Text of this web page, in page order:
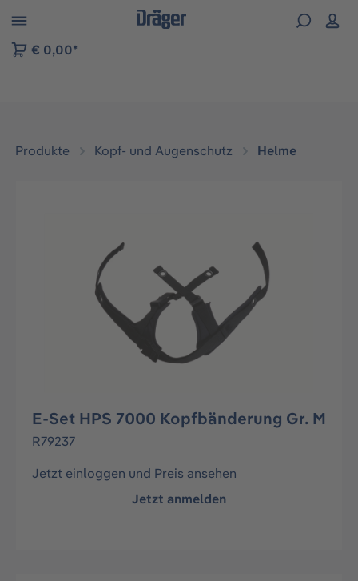
der B2B-Plattform springen
€ 0,00*
Produkte Kopf- und Augenschutz Helme
E-Set HPS 7000 Kopfbänderung Gr. M
R79237
Jetzt einloggen und Preis ansehen
Jetzt anmelden